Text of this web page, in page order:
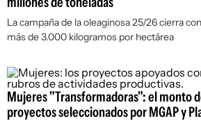
La campaña de la oleaginosa 25/26 cierra
más de 3.000 kilogramos por hectárea
Mujeres "Transformadoras": el monto
proyectos seleccionados por MGAP y